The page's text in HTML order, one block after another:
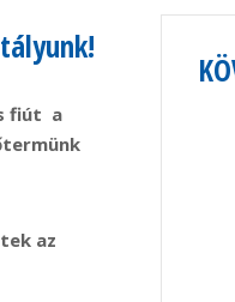
fiút a
az